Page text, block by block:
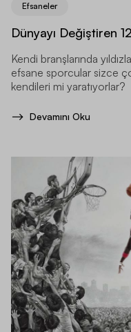
Efsaneler
Dünyayı Değiştiren
Kendi branşlarında
efsane sporcular sizce
kendileri mi yaratıyorlar?
Devamını Oku